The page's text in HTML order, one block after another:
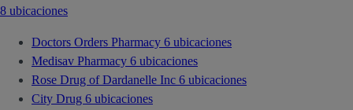
8 ubicaciones
Doctors Orders Pharmacy 6 ubicaciones
Medisav Pharmacy 6 ubicaciones
Rose Drug of Dardanelle Inc 6 ubicaciones
City Drug 6 ubicaciones